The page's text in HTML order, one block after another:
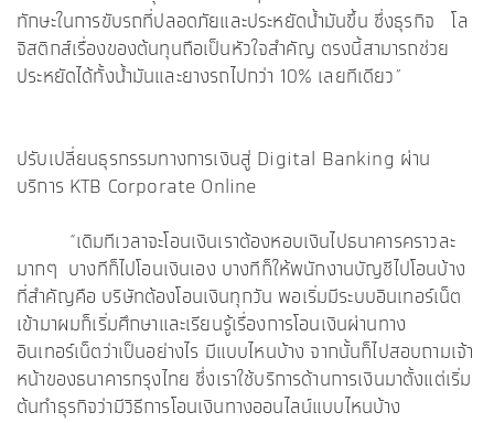
ทักษะในการขับรถที่ปลอดภัยและประหยัดน้ำมันขึ้น ซึ่งธุรกิจ โล
จิสติกส์เรื่องของต้นทุนถือเป็นหัวใจสำคัญ ตรงนี้สามารถช่วย
ประหยัดได้ทั้งน้ำมันและยางรถไปกว่า 10% เลยทีเดียว”
ปรับเปลี่ยนธุรกรรมทางการเงินสู่ Digital Banking ผ่าน
บริการ KTB Corporate Online
“เดิมทีเวลาจะโอนเงินเราต้องหอบเงินไปธนาคารคราวละ
มากๆ บางทีก็ไปโอนเงินเอง บางทีก็ให้พนักงานบัญชีไปโอนบ้าง
ที่สำคัญคือ บริษัทต้องโอนเงินทุกวัน พอเริ่มมีระบบอินเทอร์เน็ต
เข้ามาผมก็เริ่มศึกษาและเรียนรู้เรื่องการโอนเงินผ่านทาง
อินเทอร์เน็ตว่าเป็นอย่างไร มีแบบไหนบ้าง จากนั้นก็ไปสอบถามเจ้า
หน้าของธนาคารกรุงไทย ซึ่งเราใช้บริการด้านการเงินมาตั้งแต่เริ่ม
ต้นทำธุรกิจว่ามีวิธีการโอนเงินทางออนไลน์แบบไหนบ้าง